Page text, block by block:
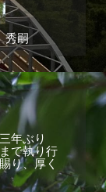
秀嗣
年ぶり
で執り行
り、厚く